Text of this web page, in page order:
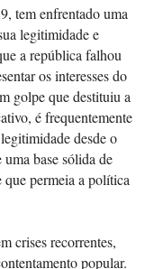
tem enfrentado uma
legitimidade e
a república falhou
os interesses do
golpe que destituiu a
é frequentemente
desde o
base sólida de
permeia a política
crises recorrentes,
popular.